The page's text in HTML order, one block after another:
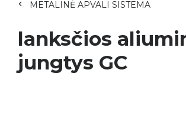
METALINĖ APVALI SISTEMA
lanksčios
jungtys GC